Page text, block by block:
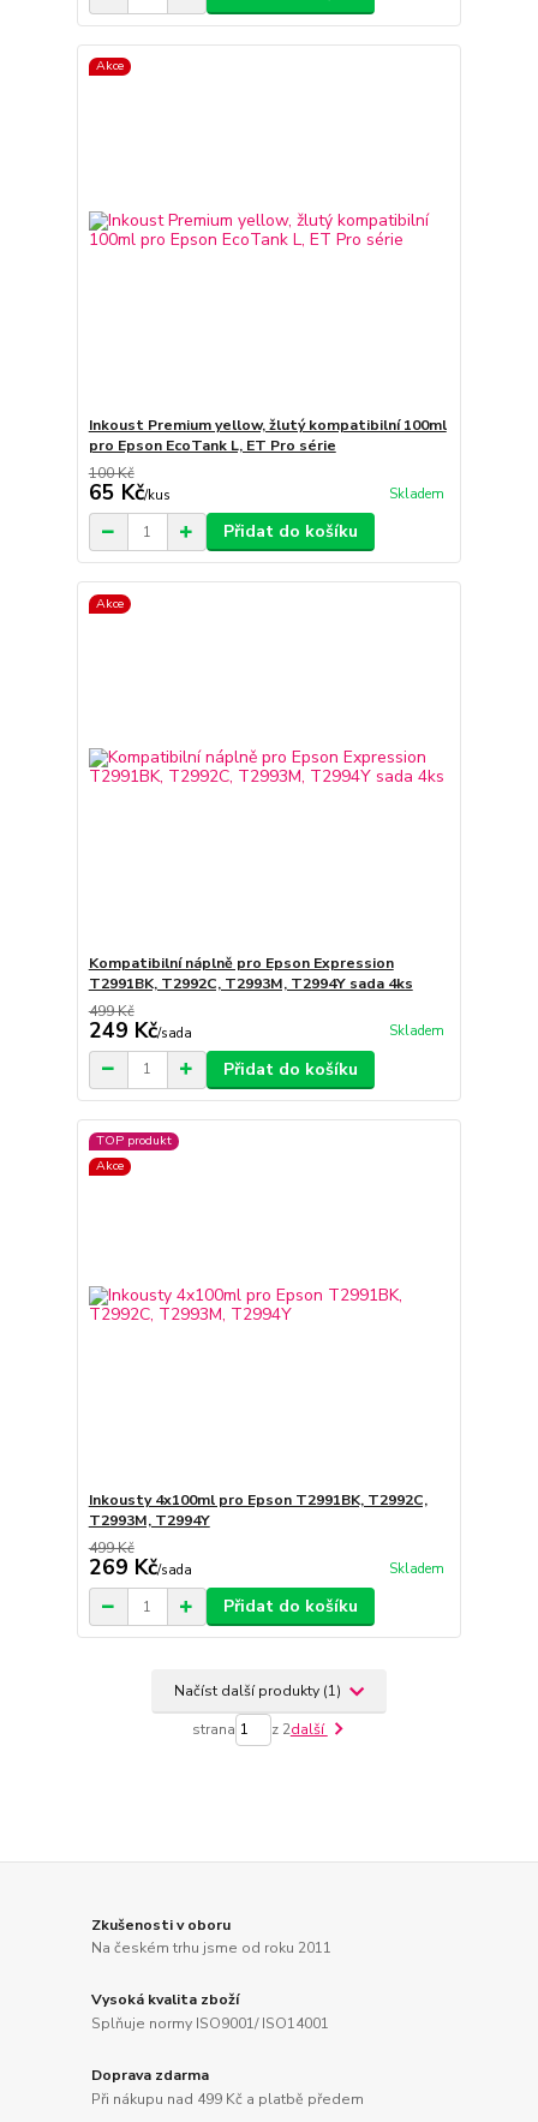
Akce
Inkoust Premium yellow, žlutý kompatibilní 100ml
pro Epson EcoTank L, ET Pro série
100 Kč
65 Kč/kus Skladem
Přidat do košíku
Akce
Kompatibilní náplně pro Epson Expression
T2991BK, T2992C, T2993M, T2994Y sada 4ks
499 Kč
249 Kč/sada Skladem
Přidat do košíku
TOP produkt
Akce
Inkousty 4x100ml pro Epson T2991BK, T2992C,
T2993M, T2994Y
499 Kč
269 Kč/sada Skladem
Přidat do košíku
Načíst další produkty (1)
strana z 2další
Zkušenosti v oboru
Na českém trhu jsme od roku 2011
Vysoká kvalita zboží
Splňuje normy ISO9001/ ISO14001
Doprava zdarma
Při nákupu nad 499 Kč a platbě předem